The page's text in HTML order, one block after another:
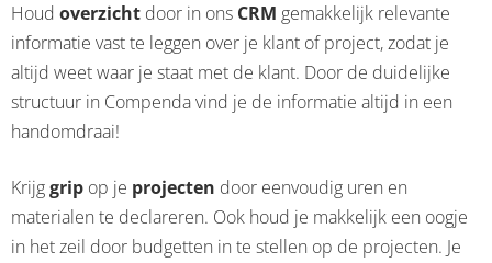
Houd overzicht door in ons CRM gemakkelijk relevante
informatie vast te leggen over je klant of project, zodat je
altijd weet waar je staat met de klant. Door de duidelijke
structuur in Compenda vind je de informatie altijd in een
handomdraai!
Krijggrip op je projecten door eenvoudig uren en
materialen te declareren. Ook houd je makkelijk een oogje
in het zeil door budgetten in te stellen op de projecten. Je